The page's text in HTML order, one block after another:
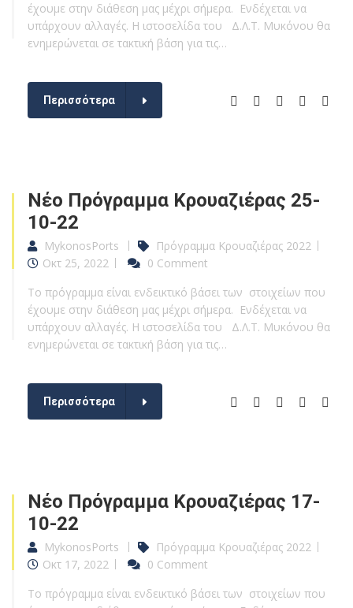
έχουμε στην διάθεση μας μέχρι σήμερα. Ενδέχεται να
υπάρχουν αλλαγές. Η ιστοσελίδα του Δ.Λ.Τ. Μυκόνου θα
ενημερώνεται σε τακτική βάση για τις…
Περισσότερα
Νέο Πρόγραμμα Κρουαζιέρας 25-
10-22
MykonosPorts
Πρόγραμμα Κρουαζιέρας 2022
Οκτ 25, 2022
0 Comment
Το πρόγραμμα είναι ενδεικτικό βάσει των στοιχείων που
έχουμε στην διάθεση μας μέχρι σήμερα. Ενδέχεται να
υπάρχουν αλλαγές. Η ιστοσελίδα του Δ.Λ.Τ. Μυκόνου θα
ενημερώνεται σε τακτική βάση για τις…
Περισσότερα
Νέο Πρόγραμμα Κρουαζιέρας 17-
10-22
MykonosPorts
Πρόγραμμα Κρουαζιέρας 2022
Οκτ 17, 2022
0 Comment
Το πρόγραμμα είναι ενδεικτικό βάσει των στοιχείων που